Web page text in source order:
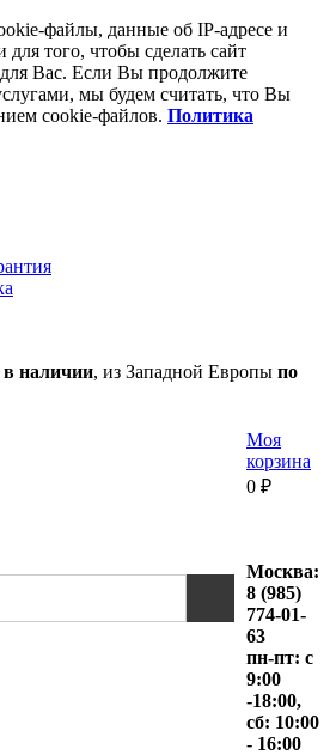
файлы, данные об IP-адресе и
того, чтобы сделать сайт
Вас. Если Вы продолжите
мы будем считать, что Вы
cookie-файлов. Политика
в наличии, из Западной Европы по
Моя
корзина
0 ₽
Москва:
8 (985)
774-01-
63
пн-пт: с
9:00
-18:00,
сб: 10:00
- 16:00